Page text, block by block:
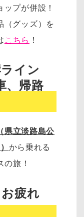
プが併設！
（グッズ）を
こちら ！
イン
、帰路
県立淡路島公
から乗れる
旅！
疲れ